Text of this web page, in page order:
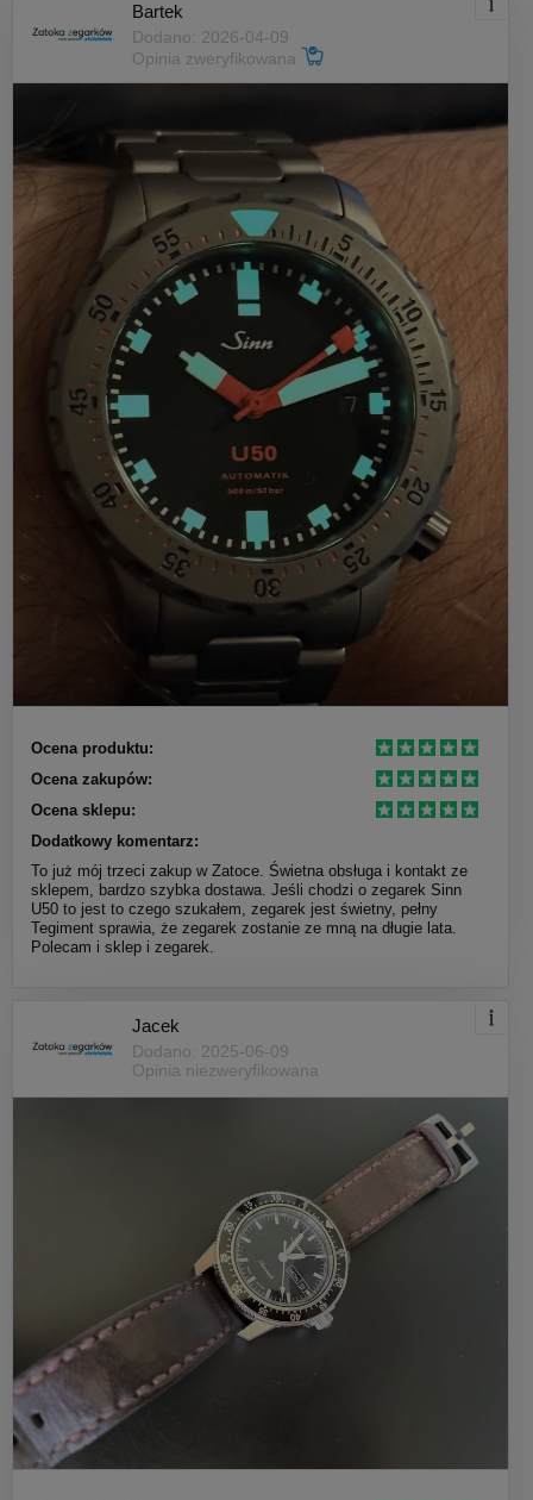
Bartek
Dodano: 2026-04-09
Opinia zweryfikowana
Ocena produktu:
Ocena zakupów:
Ocena sklepu:
Dodatkowy komentarz:
To już mój trzeci zakup w Zatoce. Świetna obsługa i kontakt ze
sklepem, bardzo szybka dostawa. Jeśli chodzi o zegarek Sinn
U50 to jest to czego szukałem, zegarek jest świetny, pełny
Tegiment sprawia, że zegarek zostanie ze mną na długie lata.
Polecam i sklep i zegarek.
Jacek
Dodano: 2025-06-09
Opinia niezweryfikowana